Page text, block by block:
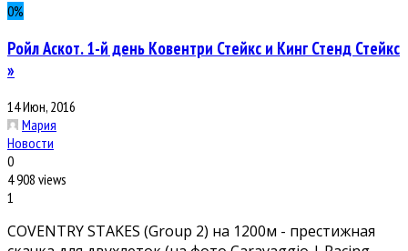
0%
Ройл Аскот. 1-й день Ковентри Стейкс и Кинг Стенд Стейкс
»
14 Июн, 2016
Мария
Новости
0
4 908 views
1
COVENTRY STAKES (Group 2) на 1200м - престижная